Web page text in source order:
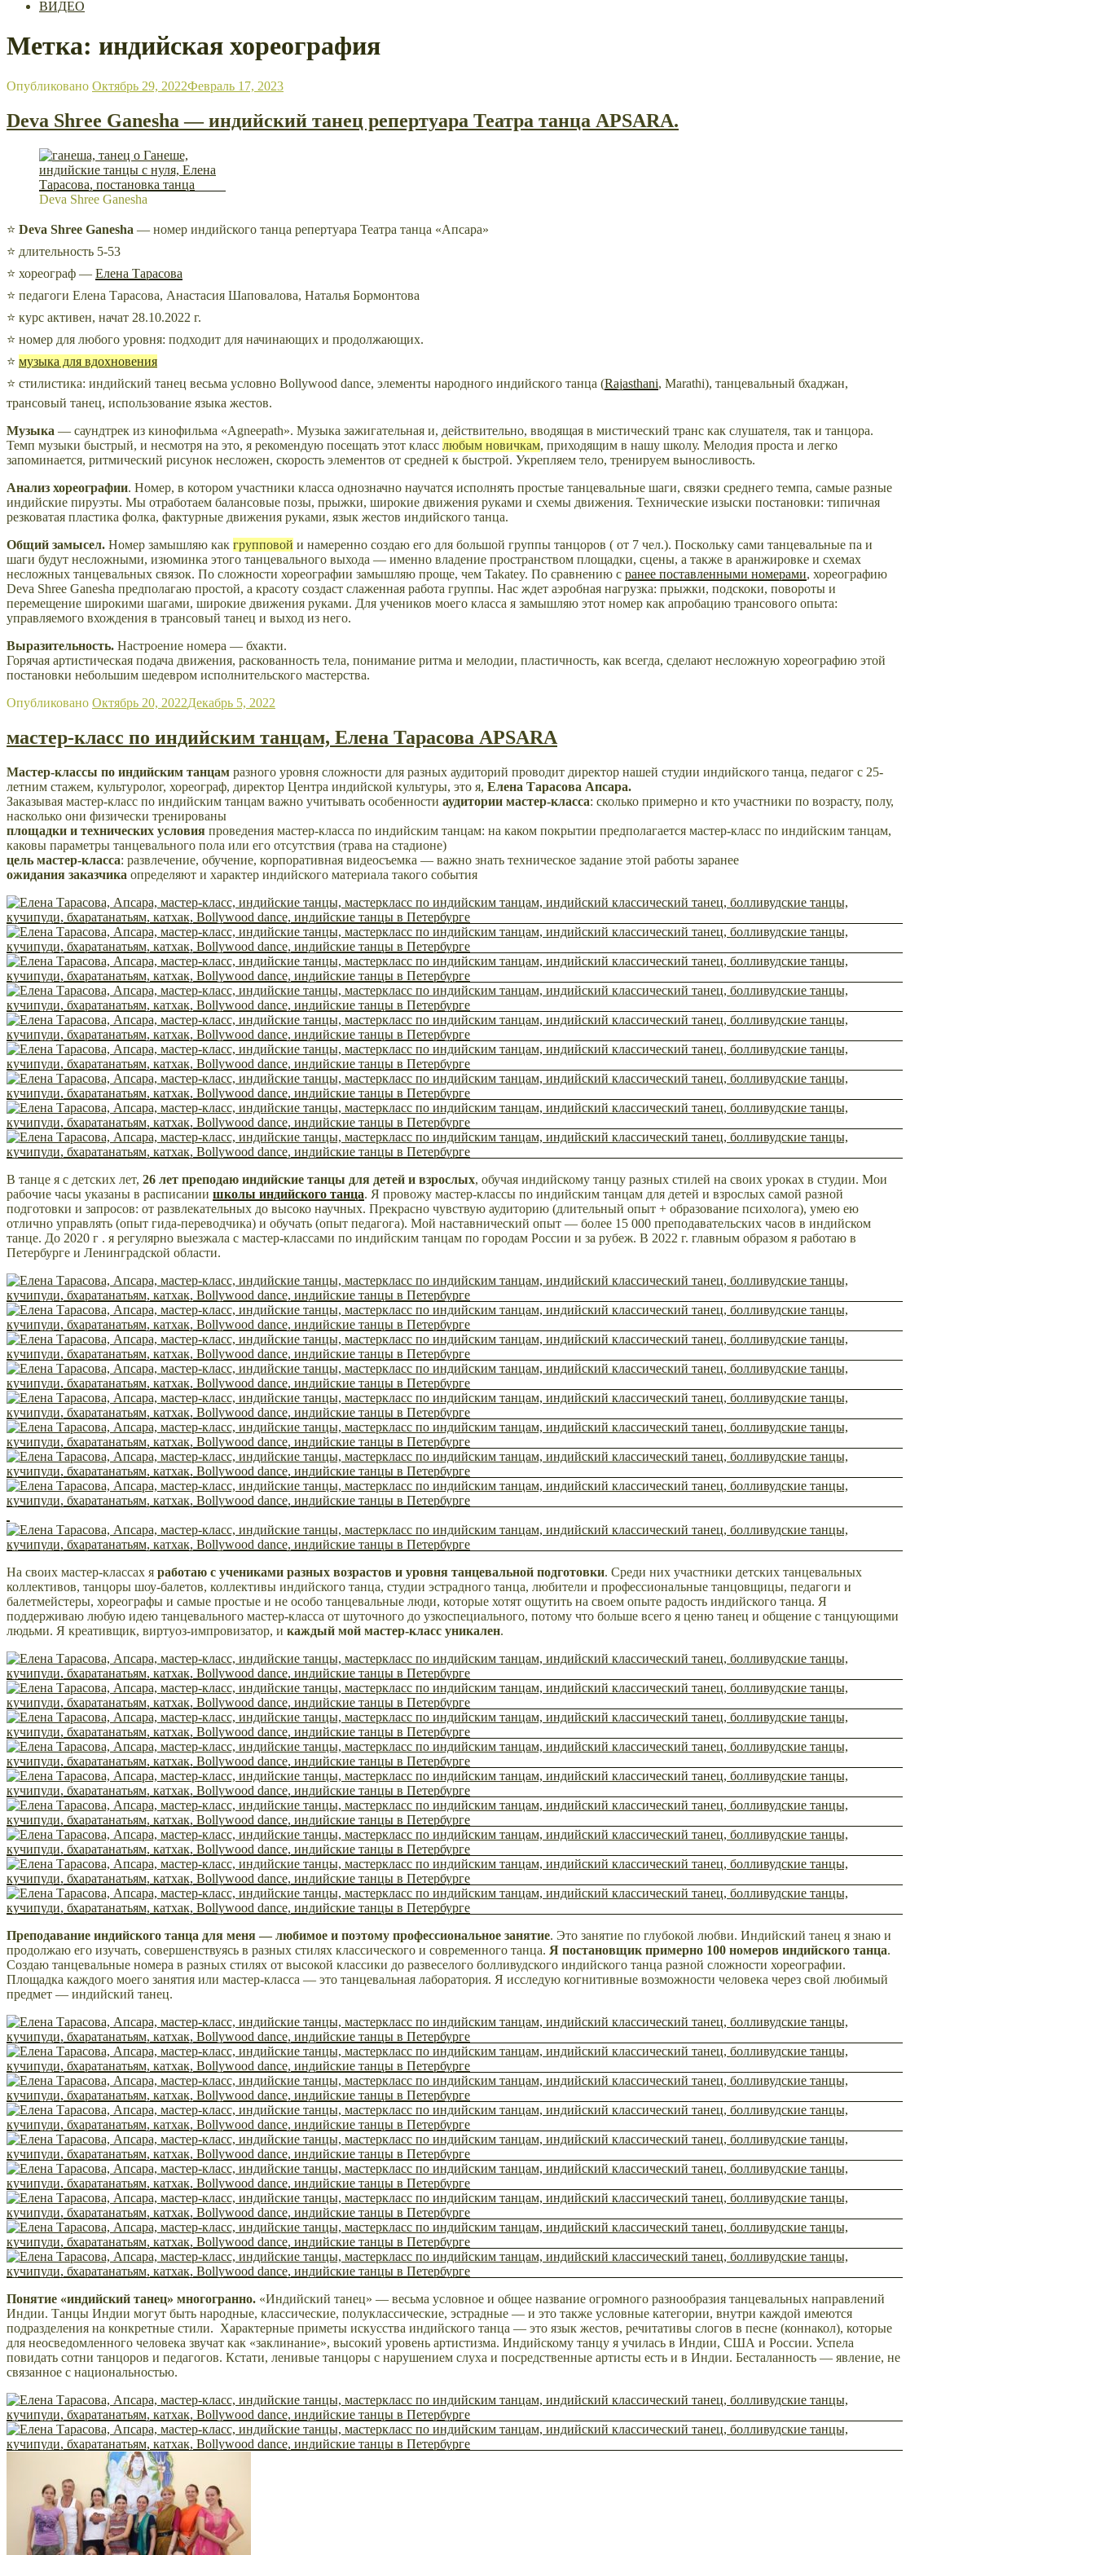
ВИДЕО
Метка: индийская хореография
Опубликовано Октябрь 29, 2022Февраль 17, 2023
Deva Shree Ganesha — индийский танец репертуара Театра танца APSARA.
Deva Shree Ganesha
⭐ Deva Shree Ganesha — номер индийского танца репертуара Театра танца «Апсара»
⭐ длительность 5-53
⭐ хореограф — Елена Тарасова
⭐ педагоги Елена Тарасова, Анастасия Шаповалова, Наталья Бормонтова
⭐ курс активен, начат 28.10.2022 г.
⭐ номер для любого уровня: подходит для начинающих и продолжающих.
⭐ музыка для вдохновения
⭐ стилистика: индийский танец весьма условно Bollywood dance, элементы народного индийского танца (Rajasthani, Marathi), танцевальный бхаджан,
трансовый танец, использование языка жестов.
Музыка — саундтрек из кинофильма «Agneepath». Музыка зажигательная и, действительно, вводящая в мистический транс как слушателя, так и танцора.
Темп музыки быстрый, и несмотря на это, я рекомендую посещать этот класс любым новичкам, приходящим в нашу школу. Мелодия проста и легко
запоминается, ритмический рисунок несложен, скорость элементов от средней к быстрой. Укрепляем тело, тренируем выносливость.
Анализ хореографии. Номер, в котором участники класса однозначно научатся исполнять простые танцевальные шаги, связки среднего темпа, самые разные
индийские пируэты. Мы отработаем балансовые позы, прыжки, широкие движения руками и схемы движения. Технические изыски постановки: типичная
резковатая пластика фолка, фактурные движения руками, язык жестов индийского танца.
Общий замысел. Номер замышляю как групповой и намеренно создаю его для большой группы танцоров ( от 7 чел.). Поскольку сами танцевальные па и
шаги будут несложными, изюминка этого танцевального выхода — именно владение пространством площадки, сцены, а также в аранжировке и схемах
несложных танцевальных связок. По сложности хореографии замышляю проще, чем Takatey. По сравнению с ранее поставленными номерами, хореографию
Deva Shree Ganesha предполагаю простой, а красоту создаст слаженная работа группы. Нас ждет аэробная нагрузка: прыжки, подскоки, повороты и
перемещение широкими шагами, широкие движения руками. Для учеников моего класса я замышляю этот номер как апробацию трансового опыта:
управляемого вхождения в трансовый танец и выход из него.
Выразительность. Настроение номера — бхакти.
Горячая артистическая подача движения, раскованность тела, понимание ритма и мелодии, пластичность, как всегда, сделают несложную хореографию этой
постановки небольшим шедевром исполнительского мастерства.
Опубликовано Октябрь 20, 2022Декабрь 5, 2022
мастер-класс по индийским танцам, Елена Тарасова APSARA
Мастер-классы по индийским танцам разного уровня сложности для разных аудиторий проводит директор нашей студии индийского танца, педагог с 25-
летним стажем, культуролог, хореограф, директор Центра индийской культуры, это я, Елена Тарасова Апсара.
Заказывая мастер-класс по индийским танцам важно учитывать особенности аудитории мастер-класса: сколько примерно и кто участники по возрасту, полу,
насколько они физически тренированы
площадки и технических условия проведения мастер-класса по индийским танцам: на каком покрытии предполагается мастер-класс по индийским танцам,
каковы параметры танцевального пола или его отсутствия (трава на стадионе)
цель мастер-класса: развлечение, обучение, корпоративная видеосъемка — важно знать техническое задание этой работы заранее
ожидания заказчика определяют и характер индийского материала такого события
В танце я с детских лет, 26 лет преподаю индийские танцы для детей и взрослых, обучая индийскому танцу разных стилей на своих уроках в студии. Мои
рабочие часы указаны в расписании школы индийского танца. Я провожу мастер-классы по индийским танцам для детей и взрослых самой разной
подготовки и запросов: от развлекательных до высоко научных. Прекрасно чувствую аудиторию (длительный опыт + образование психолога), умею ею
отлично управлять (опыт гида-переводчика) и обучать (опыт педагога). Мой наставнический опыт — более 15 000 преподавательских часов в индийском
танце. До 2020 г . я регулярно выезжала с мастер-классами по индийским танцам по городам России и за рубеж. В 2022 г. главным образом я работаю в
Петербурге и Ленинградской области.
На своих мастер-классах я работаю с учениками разных возрастов и уровня танцевальной подготовки. Среди них участники детских танцевальных
коллективов, танцоры шоу-балетов, коллективы индийского танца, студии эстрадного танца, любители и профессиональные танцовщицы, педагоги и
балетмейстеры, хореографы и самые простые и не особо танцевальные люди, которые хотят ощутить на своем опыте радость индийского танца. Я
поддерживаю любую идею танцевального мастер-класса от шуточного до узкоспециального, потому что больше всего я ценю танец и общение с танцующими
людьми. Я креативщик, виртуоз-импровизатор, и каждый мой мастер-класс уникален.
Преподавание индийского танца для меня — любимое и поэтому профессиональное занятие. Это занятие по глубокой любви. Индийский танец я знаю и
продолжаю его изучать, совершенствуясь в разных стилях классического и современного танца. Я постановщик примерно 100 номеров индийского танца.
Создаю танцевальные номера в разных стилях от высокой классики до развеселого болливудского индийского танца разной сложности хореографии.
Площадка каждого моего занятия или мастер-класса — это танцевальная лаборатория. Я исследую когнитивные возможности человека через свой любимый
предмет — индийский танец.
Понятие «индийский танец» многогранно. «Индийский танец» — весьма условное и общее название огромного разнообразия танцевальных направлений
Индии. Танцы Индии могут быть народные, классические, полуклассические, эстрадные — и это также условные категории, внутри каждой имеются
подразделения на конкретные стили. Характерные приметы искусства индийского танца — это язык жестов, речитативы слогов в песне (коннакол), которые
для неосведомленного человека звучат как «заклинание», высокий уровень артистизма. Индийскому танцу я училась в Индии, США и России. Успела
повидать сотни танцоров и педагогов. Кстати, ленивые танцоры с нарушением слуха и посредственные артисты есть и в Индии. Бесталанность — явление, не
связанное с национальностью.